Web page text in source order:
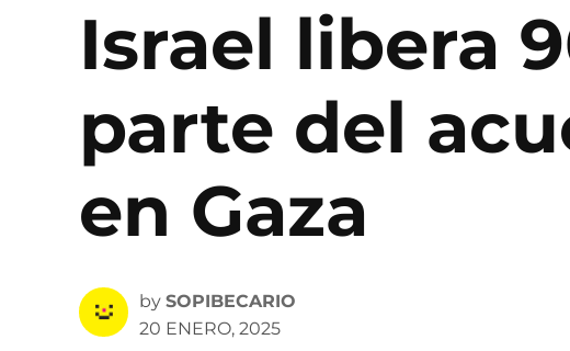
Israel libera
parte del
en Gaza
by SOPIBECARIO
20 ENERO, 2025